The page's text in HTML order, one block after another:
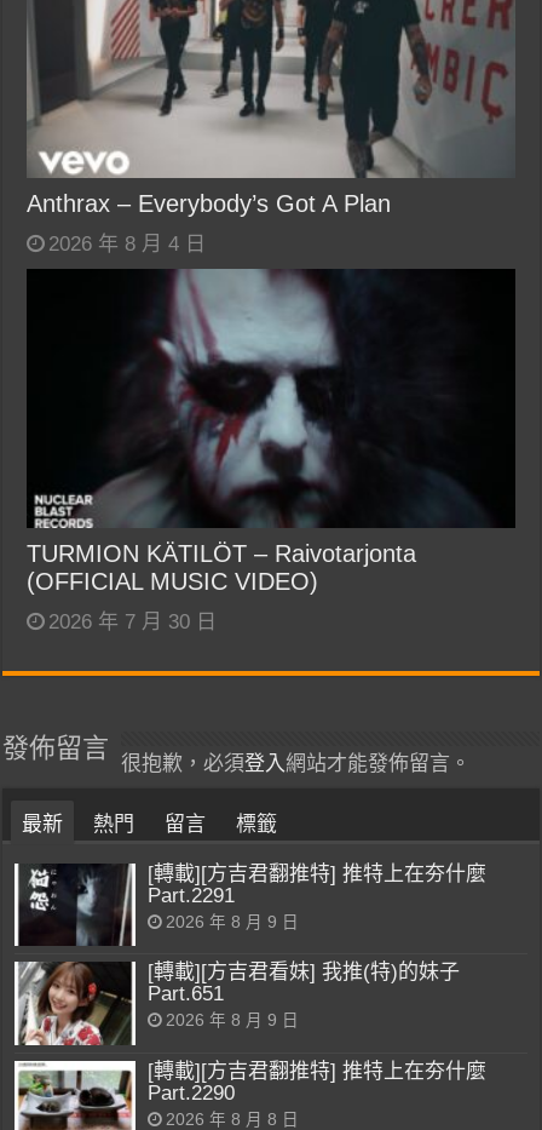
Anthrax – Everybody’s Got A Plan
2026 年 8 月 4 日
TURMION KÄTILÖT – Raivotarjonta
(OFFICIAL MUSIC VIDEO)
2026 年 7 月 30 日
發佈留言
很抱歉，必須登入網站才能發佈留言。
最新 熱門 留言 標籤
[轉載][方吉君翻推特] 推特上在夯什麼
Part.2291
2026 年 8 月 9 日
[轉載][方吉君看妹] 我推(特)的妹子
Part.651
2026 年 8 月 9 日
[轉載][方吉君翻推特] 推特上在夯什麼
Part.2290
2026 年 8 月 8 日